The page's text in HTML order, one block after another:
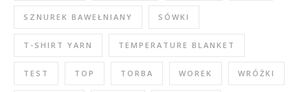
SZNUREK BAWEŁNIANY SÓWKI
T-SHIRT YARN TEMPERATURE BLANKET
TEST TOP TORBA WOREK WRÓŻKI